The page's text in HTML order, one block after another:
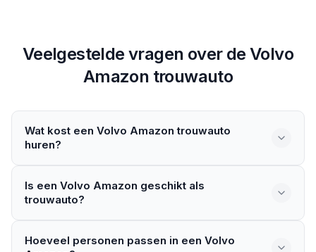
Veelgestelde vragen over deVolvo
Amazon trouwauto
Wat kost een Volvo Amazon trouwauto
huren?
auto. Factoren zoals de huurduur, locatie van de bruiloft
en of er een chauffeur bij zit spelen een rol. Vergelijk
beeld te krijgen van de kosten.
Is een Volvo Amazon geschikt als
trouwauto?
de jaren vijftig en zestig. De auto heeft een elegant en
Hoeveel personen passen in een Volvo